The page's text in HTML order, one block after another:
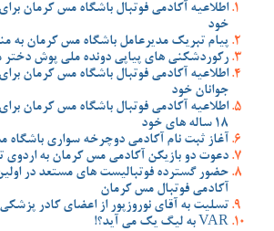
اطلاعیه آکادمی فوتبال باشگاه مس کرمان
خود
پیام تبریک مدیرعامل باشگاه مس کرمان به
رکوردشکنی های پیاپی دونده ملی پوش
اطلاعیه آکادمی فوتبال باشگاه مس کرمان
جوانان خود
اطلاعیه آکادمی فوتبال باشگاه مس کرمان
18 ساله های خود
آغاز ثبت نام آکادمی دوچرخه سواری باشگاه
دعوت دو بازیکن آکادمی مس کرمان به اردوی
حضور گسترده فوتبالیست های مستعد در
آکادمی فوتبال مس کرمان
تسلیت به آقای نوروزپور از اعضای کادر
VAR به لیگ یک می آید؟!